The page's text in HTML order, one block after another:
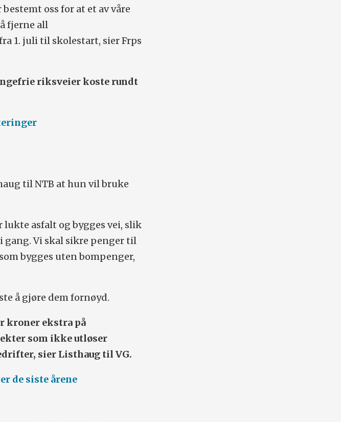
oss for at et av våre
fjerne all
1. juli til skolestart, sier Frps
riksveier koste rundt
til NTB at hun vil bruke
asfalt og bygges vei, slik
gang. Vi skal sikre penger til
bygges uten bompenger,
å gjøre dem fornøyd.
kroner ekstra på
som ikke utløser
sier Listhaug til VG.
de siste årene